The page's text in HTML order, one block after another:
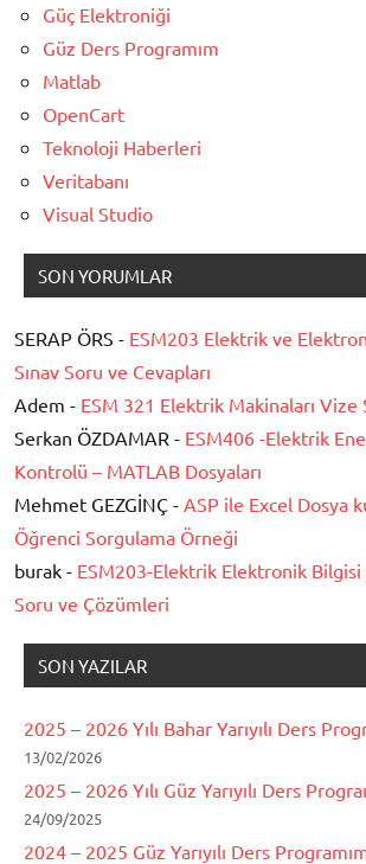
Güç Elektroniği
Güz Ders Programım
Matlab
OpenCart
Teknoloji Haberleri
Veritabanı
Visual Studio
SON YORUMLAR
SERAP ÖRS - ESM203 Elektrik ve
Sınav Soru ve Cevapları
Adem - ESM 321 Elektrik Makinaları Vize
Serkan ÖZDAMAR - ESM406 -Elektrik
Kontrolü – MATLAB Dosyaları
Mehmet GEZGİNÇ - ASP ile Excel Dosya
Öğrenci Sorgulama Örneği
burak - ESM203-Elektrik Elektronik Bilgisi
Soru ve Çözümleri
SON YAZILAR
2025 – 2026 Yılı Bahar Yarıyılı Ders
13/02/2026
2025 – 2026 Yılı Güz Yarıyılı Ders
24/09/2025
2024 – 2025 Güz Yarıyılı Ders